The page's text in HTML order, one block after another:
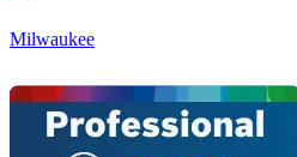
Milwaukee